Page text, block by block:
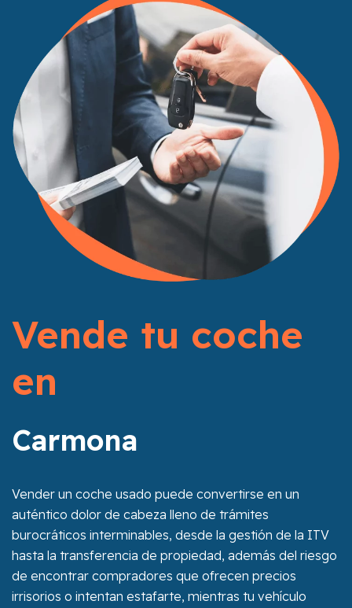
Vende tu coche
en
Carmona
Vender un coche usado puede convertirse en un
auténtico dolor de cabeza lleno de trámites
burocráticos interminables, desde la gestión de la ITV
hasta la transferencia de propiedad, además del riesgo
de encontrar compradores que ofrecen precios
irrisorios o intentan estafarte, mientras tu vehículo